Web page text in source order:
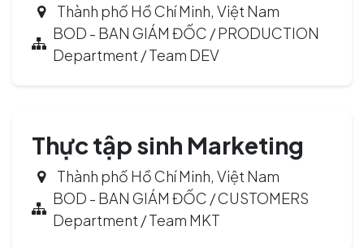
Thành phố Hồ Chí Minh,Việt Nam
BOD - BAN GIÁM ĐỐC / PRODUCTION
Department / Team DEV
Thực tập sinh Marketing
Thành phố Hồ Chí Minh,Việt Nam
BOD - BAN GIÁM ĐỐC / CUSTOMERS
Department / Team MKT